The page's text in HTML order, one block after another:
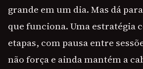
grande em um dia. Mas dá
que funciona. Uma estratégia
etapas, com pausa entre
não força e ainda mantém a